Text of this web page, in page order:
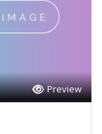
Preview